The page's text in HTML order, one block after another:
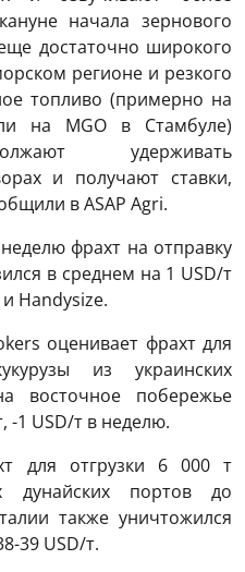
начала зернового
достаточно широкого
регионе и резкого
топливо (примерно на
на MGO в Стамбуле)
удерживать
и получают ставки,
в ASAP Agri.
фрахт на отправку
в среднем на 1 USD/т
Handysize.
оценивает фрахт для
из украинских
восточное побережье
-1 USD/т в неделю.
для отгрузки 6 000 т
дунайских портов до
также уничтожился
39 USD/т.